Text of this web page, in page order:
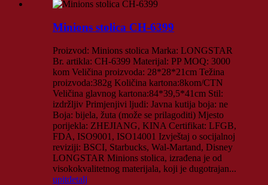
Minions stolica CH-6399
Proizvod: Minions stolica Marka: LONGSTAR
Br. artikla: CH-6399 Materijal: PP MOQ: 3000
kom Veličina proizvoda: 28*28*21cm Težina
proizvoda:382g Količina kartona:8kom/CTN
Veličina glavnog kartona:84*39,5*41cm Stil:
izdržljiv Primjenjivi ljudi: Javna kutija boja: ne
Boja: bijela, žuta (može se prilagoditi) Mjesto
porijekla: ZHEJIANG, KINA Certifikat: LFGB,
FDA, ISO9001, ISO14001 Izvještaj o socijalnoj
reviziji: BSCI, Starbucks, Wal-Martand, Disney
LONGSTAR Minions stolica, izrađena je od
visokokvalitetnog materijala, koji je dugotrajan...
upitdetalj